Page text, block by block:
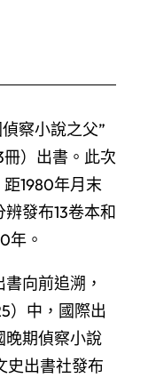
察小說之父”
）出書。此次
1980年月末
發布13卷本和
年。
向前追溯，
）中，國際出
晚期偵察小說
史出書社發布